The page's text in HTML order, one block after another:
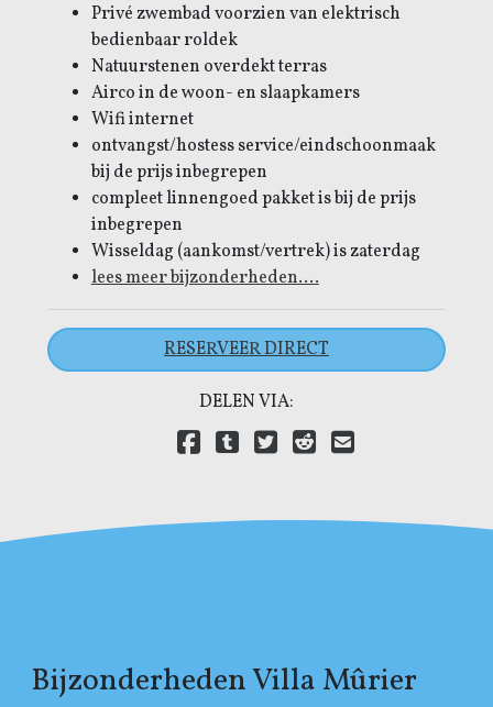
Privé zwembad voorzien van elektrisch
bedienbaar roldek
Natuurstenen overdekt terras
Airco in de woon- en slaapkamers
Wifi internet
ontvangst/hostess service/eindschoonmaak
bij de prijs inbegrepen
compleet linnengoed pakket is bij de prijs
inbegrepen
Wisseldag (aankomst/vertrek) is zaterdag
lees meer bijzonderheden....
RESERVEER DIRECT
DELEN VIA:
Delen via LinkedIn
Delen via Facebook
Delen via Tumblr
Delen via Twitter
Delen via Reddit
Bijzonderheden Villa Mûrier